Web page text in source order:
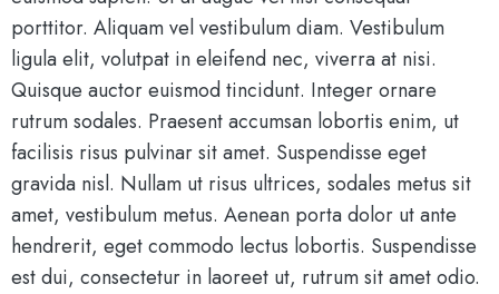
porttitor. Aliquam vel vestibulum diam. Vestibulum
ligula elit, volutpat in eleifend nec, viverra at nisi.
Quisque auctor euismod tincidunt. Integer ornare
rutrum sodales. Praesent accumsan lobortis enim, ut
facilisis risus pulvinar sit amet. Suspendisse eget
gravida nisl. Nullam ut risus ultrices, sodales metus sit
amet, vestibulum metus. Aenean porta dolor ut ante
hendrerit, eget commodo lectus lobortis. Suspendisse
est dui, consectetur in laoreet ut, rutrum sit amet odio.